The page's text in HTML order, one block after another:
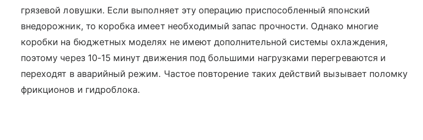
грязевой ловушки. Если выполняет эту операцию приспособленный японский
внедорожник, то коробка имеет необходимый запас прочности. Однако многие
коробки на бюджетных моделях не имеют дополнительной системы охлаждения,
поэтому через 10-15 минут движения под большими нагрузками перегреваются и
переходят в аварийный режим. Частое повторение таких действий вызывает поломку
фрикционов и гидроблока.